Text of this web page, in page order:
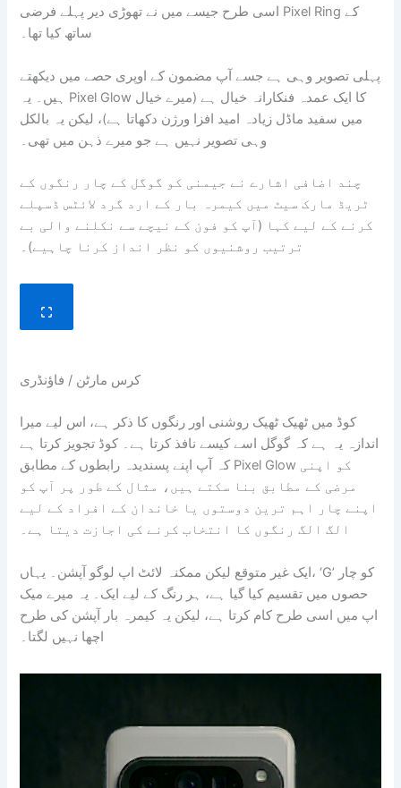
اسی طرح جیسے میں نے تھوڑی دیر پہلے فرضی Pixel Ring کے
ساتھ کیا تھا۔
پہلی تصویر وہی ہے جسے آپ مضمون کے اوپری حصے میں دیکھتے
ہیں۔ یہ Pixel Glow کا ایک عمدہ فنکارانہ خیال ہے (میرے خیال
میں سفید ماڈل زیادہ امید افزا ورژن دکھاتا ہے)، لیکن یہ بالکل
وہی تصویر نہیں ہے جو میرے ذہن میں تھی۔
چند اضافی اشارے نے جیمنی کو گوگل کے چار رنگوں کے
ٹریڈ مارک سیٹ میں کیمرہ بار کے ارد گرد لائٹس ڈسپلے
کرنے کے لیے کہا (آپ کو فون کے نیچے سے نکلنے والی بے
ترتیب روشنیوں کو نظر انداز کرنا چاہیے)۔
کرس مارٹن / فاؤنڈری
کوڈ میں ٹھیک ٹھیک روشنی اور رنگوں کا ذکر ہے، اس لیے میرا
اندازہ یہ ہے کہ گوگل اسے کیسے نافذ کرتا ہے۔ کوڈ تجویز کرتا ہے
کہ آپ اپنے پسندیدہ رابطوں کے مطابق Pixel Glow کو اپنی
مرضی کے مطابق بنا سکتے ہیں، مثال کے طور پر آپ کو
اپنے چار اہم ترین دوستوں یا خاندان کے افراد کے لیے
الگ الگ رنگوں کا انتخاب کرنے کی اجازت دیتا ہے۔
ایک غیر متوقع لیکن ممکنہ لائٹ اپ لوگو آپشن۔ یہاں، ‘G’ کو چار
حصوں میں تقسیم کیا گیا ہے، ہر رنگ کے لیے ایک۔ یہ میرے میک
اپ میں اسی طرح کام کرتا ہے، لیکن یہ کیمرہ بار آپشن کی طرح
اچھا نہیں لگتا۔